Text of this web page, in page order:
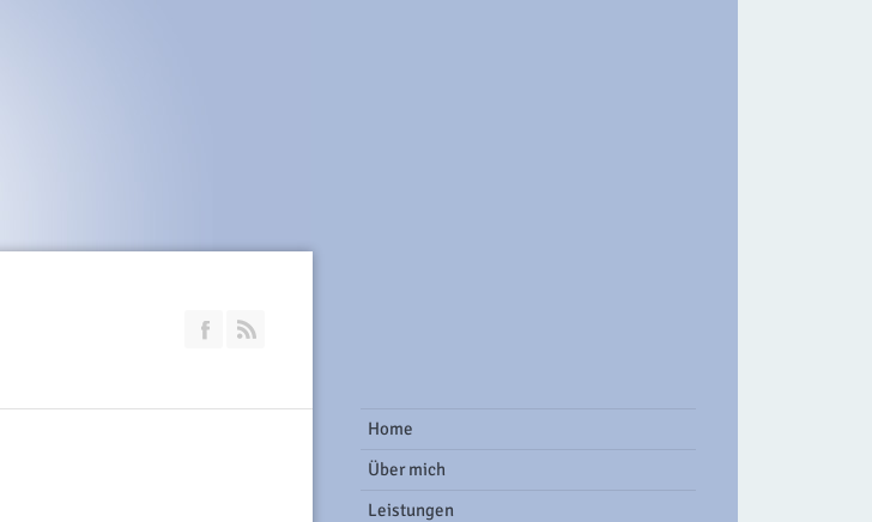
Join our Facebook Group
Home
Über mich
Leistungen